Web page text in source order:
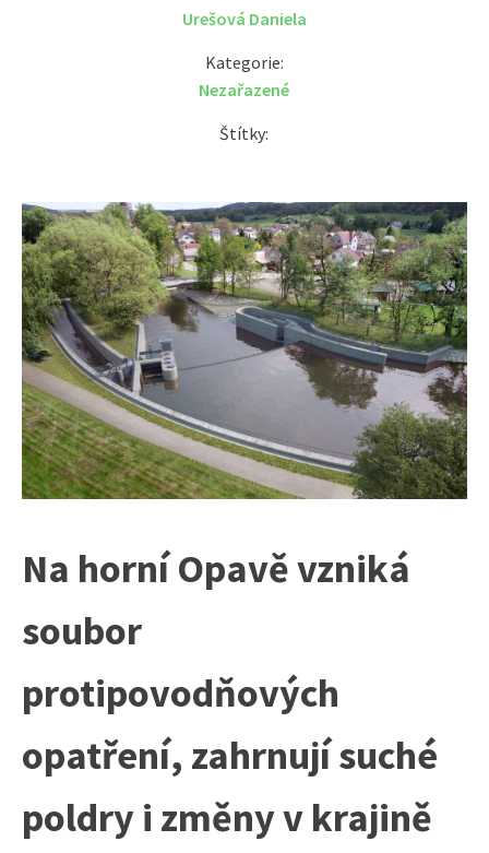
Urešová Daniela
Kategorie:
Nezařazené
Štítky:
Na horní Opavě vzniká
soubor
protipovodňových
opatření, zahrnují suché
poldry i změny v krajině